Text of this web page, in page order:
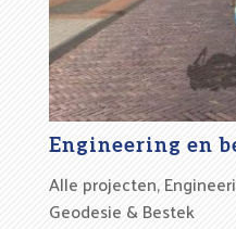
Engineering en
Alle projecten,
Geodesie & Bestek